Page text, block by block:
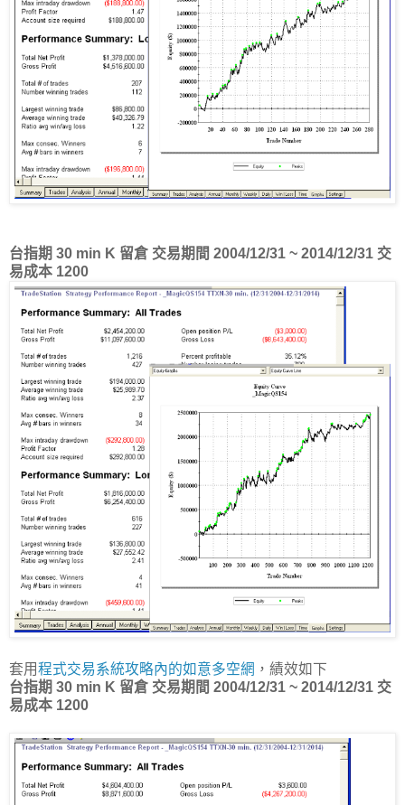
台指期 30 min K 留倉 交易期間 2004/12/31 ~ 2014/12/31 交
易成本 1200
套用程式交易系統攻略內的如意多空網 ，績效如下
台指期 30 min K 留倉 交易期間 2004/12/31 ~ 2014/12/31 交
易成本 1200